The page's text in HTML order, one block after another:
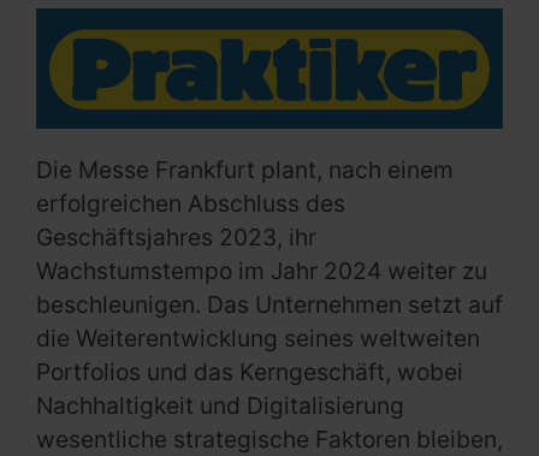
Die Messe Frankfurt plant, nach einem
erfolgreichen Abschluss des
Geschäftsjahres 2023, ihr
Wachstumstempo im Jahr 2024 weiter zu
beschleunigen. Das Unternehmen setzt auf
die Weiterentwicklung seines weltweiten
Portfolios und das Kerngeschäft, wobei
Nachhaltigkeit und Digitalisierung
wesentliche strategische Faktoren bleiben,